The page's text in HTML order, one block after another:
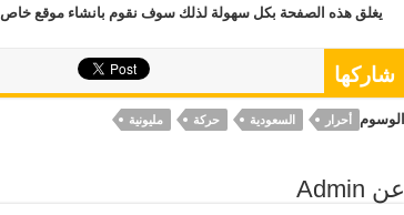
يغلق هذه الصفحة بكل سهولة لذلك سوف نقوم بانشاء موقع خاص
شاركها
الوسوم أحرار السعودية حركة مليونية
عن Admin